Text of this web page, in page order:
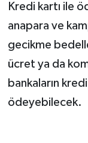
Kredi kartı ile
anapara ve
gecikme
ücret ya da
bankaların
ödeyebilecek.